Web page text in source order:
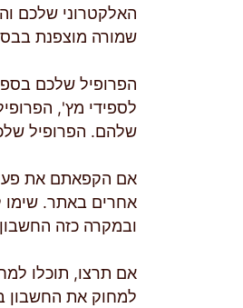
האלקטרוני שלכם
שמורה מוצפנת
הפרופיל שלכם
לספידי מץ',
שלהם. הפרופיל
אם הקפאתם את
אחרים באתר. שימו
ובמקרה כזה
אם תרצו, תוכלו
למחוק את החשבון